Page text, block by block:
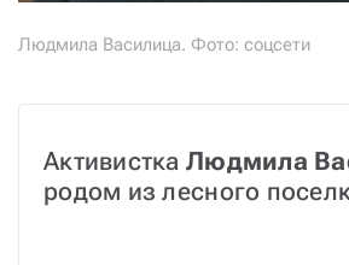
Людмила Василица. Фото: соцсети
Активистка Людмила
родом из лесного